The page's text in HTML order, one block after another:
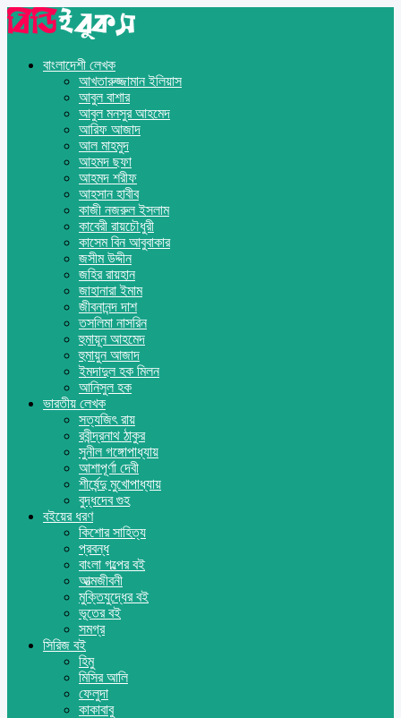
বাংলাদেশী লেখক
আখতারুজ্জামান ইলিয়াস
আবুল বাশার
আবুল মনসুর আহমেদ
আরিফ আজাদ
আল মাহমুদ
আহমদ ছফা
আহমদ শরীফ
আহসান হাবীব
কাজী নজরুল ইসলাম
কাবেরী রায়চৌধুরী
কাসেম বিন আবুবাকার
জসীম উদ্দীন
জহির রায়হান
জাহানারা ইমাম
জীবনানন্দ দাশ
তসলিমা নাসরিন
হুমায়ূন আহমেদ
হুমায়ুন আজাদ
ইমদাদুল হক মিলন
আনিসুল হক
ভারতীয় লেখক
সত্যজিৎ রায়
রবীন্দ্রনাথ ঠাকুর
সুনীল গঙ্গোপাধ্যায়
আশাপূর্ণা দেবী
শীর্ষেন্দু মুখোপাধ্যায়
বুদ্ধদেব গুহ
বইয়ের ধরণ
কিশোর সাহিত্য
প্রবন্ধ
বাংলা গল্পের বই
আত্মজীবনী
মুক্তিযুদ্ধের বই
ভূতের বই
সমগ্র
সিরিজ বই
হিমু
মিসির আলি
ফেলুদা
কাকাবাবু